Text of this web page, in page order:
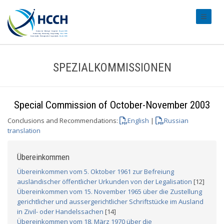
SPEZIALKOMMISSIONEN
Special Commission of October-November 2003
Conclusions and Recommendations: English |
Russian
translation
Übereinkommen
Übereinkommen vom 5. Oktober 1961 zur Befreiung
ausländischer öffentlicher Urkunden von der Legalisation [12]
Übereinkommen vom 15. November 1965 über die Zustellung
gerichtlicher und aussergerichtlicher Schriftstücke im Ausland
in Zivil- oder Handelssachen [14]
Übereinkommen vom 18. März 1970 über die